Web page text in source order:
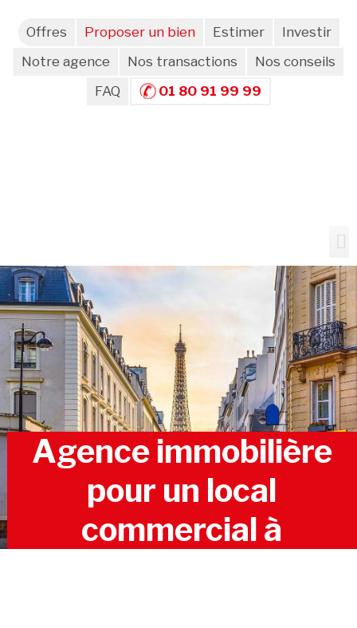
Offres Proposer un bien Estimer
Investir
Notre agence
Nos transactions
Nos conseils
FAQ
01 80 91 99 99
Agence immobilière
pour un local
commercial à